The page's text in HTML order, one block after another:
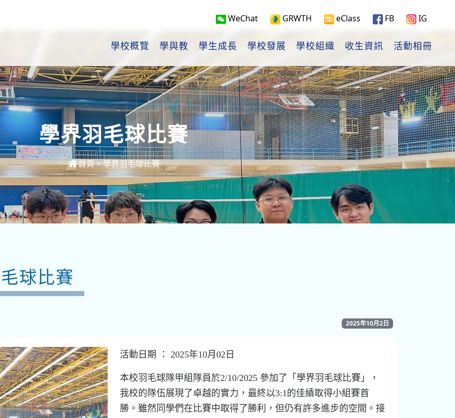
WeChat GRWTH eClass FB IG
學校概覽 學與教 學生成長 學校發展 學校組織 收生資訊 活動相冊
學界羽毛球比賽
首頁>學界羽毛球比賽
球比賽
2025年10月2日
活動日期 ： 2025年10月02日
本校羽毛球隊甲組隊員於2/10/2025 參加了「學界羽毛球比賽」，
我校的隊伍展現了卓越的實力，最終以3:1的佳績取得小組賽首
勝。雖然同學們在比賽中取得了勝利，但仍有許多進步的空間。接